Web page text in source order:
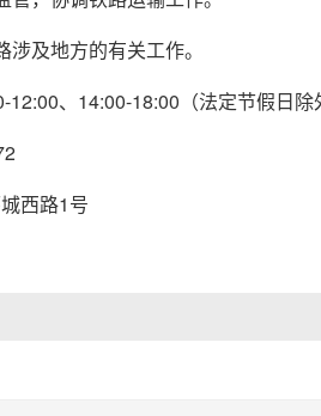
及地方的有关工作。
12:00、14:00-18:00 （法定节假日除
西路1号